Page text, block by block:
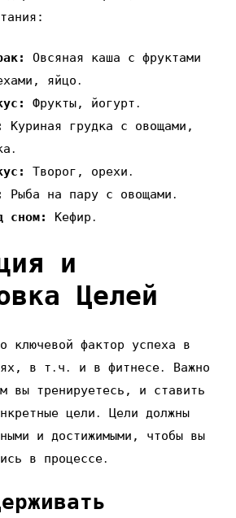
Овсяная каша с фруктами
яйцо․
Фрукты‚ йогурт․
Куриная грудка с овощами‚
Творог‚ орехи․
Рыба на пару с овощами․
сном:
Кефир․
и
Целей
ключевой фактор успеха в
в т․ч․ и в фитнесе․ Важно
вы тренируетесь‚ и ставить
цели․ Цели должны
и достижимыми‚ чтобы вы
в процессе․